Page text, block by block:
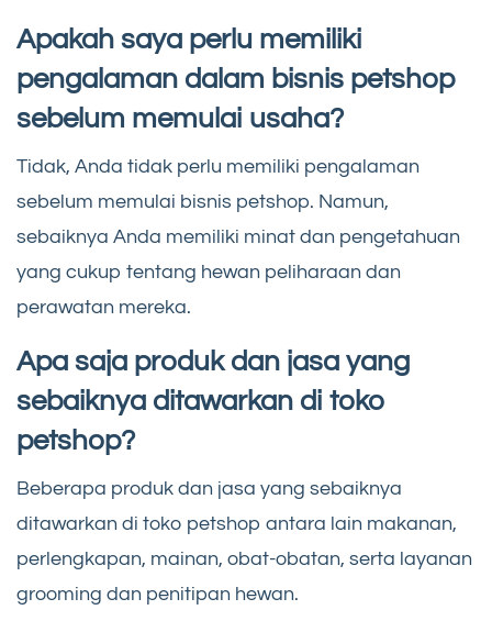
Apakah saya perlu memiliki
pengalaman dalam bisnis petshop
sebelum memulai usaha?
Tidak, Anda tidak perlu memiliki pengalaman
sebelum memulai bisnis petshop. Namun,
sebaiknya Anda memiliki minat dan pengetahuan
yang cukup tentang hewan peliharaan dan
perawatan mereka.
Apa saja produk dan jasa yang
sebaiknya ditawarkan di toko
petshop?
Beberapa produk dan jasa yang sebaiknya
ditawarkan di toko petshop antara lain makanan,
perlengkapan, mainan, obat-obatan, serta layanan
grooming dan penitipan hewan.